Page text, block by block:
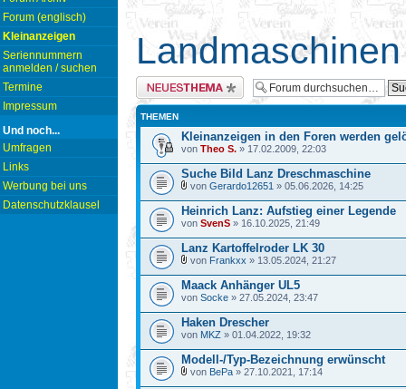
Forum (englisch)
Kleinanzeigen
Seriennummern
anmelden / suchen
Termine
Impressum
Und noch...
Umfragen
Links
Werbung bei uns
Datenschutzklausel
Neues Thema erstellen
THEMEN
Kleinanzeigen in den Foren werden
von Theo S. » 17.02.2009, 22:03
Suche Bild Lanz Dreschmaschine
von Gerardo12651 » 05.06.2026, 14:25
Heinrich Lanz: Aufstieg einer Legende
von SvenS » 16.10.2025, 21:49
Lanz Kartoffelroder LK 30
von Frankxx » 13.05.2024, 21:27
Maack Anhänger UL5
von Socke » 27.05.2024, 23:47
Haken Drescher
von MKZ » 01.04.2022, 19:32
Modell-/Typ-Bezeichnung erwünscht
von BePa » 27.10.2021, 17:14